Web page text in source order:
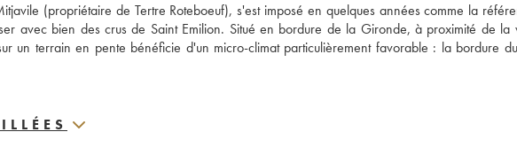
(propriétaire de Tertre Roteboeuf), s'est imposé en quelques années comme la
avec bien des crus de Saint Emilion. Situé en bordure de la Gironde, à proximité de la
un terrain en pente bénéficie d'un micro-climat particulièrement favorable : la bordure